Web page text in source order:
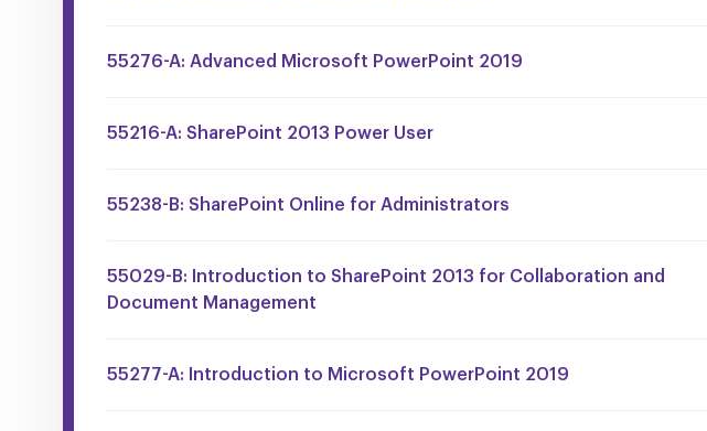
55276-A: Advanced Microsoft PowerPoint 2019
55216-A: SharePoint 2013 Power User
55238-B: SharePoint Online for Administrators
55029-B: Introduction to SharePoint 2013 for Collaboration and
Document Management
55277-A: Introduction to Microsoft PowerPoint 2019